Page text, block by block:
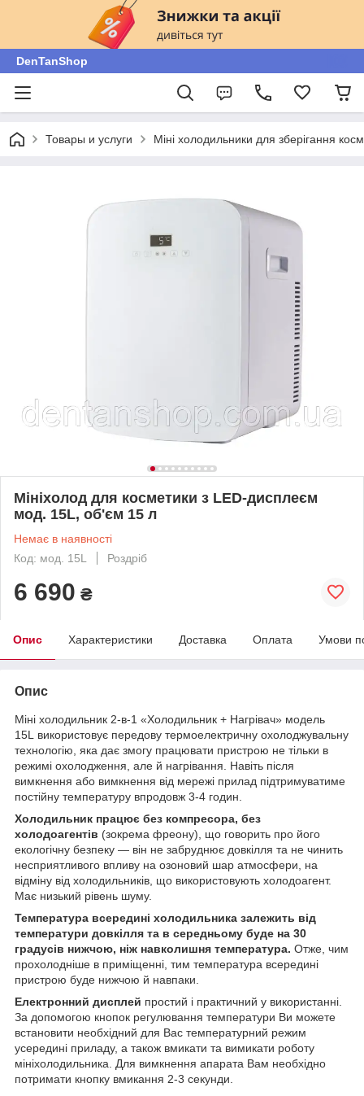
DenTanShop
Товары и услуги Міні холодильники для зберігання
Мініхолод для косметики з LED-дисплеєм
мод. 15L, об'єм 15 л
Немає в наявності
Код: мод. 15L
Роздріб
6 690 ₴
Опис Характеристики Доставка Оплата Умови
Опис
Міні холодильник 2-в-1 «Холодильник + Нагрівач» модель
15L використовує передову термоелектричну охолоджувальну
технологію, яка дає змогу працювати пристрою не тільки в
режимі охолодження, але й нагрівання. Навіть після
вимкнення або вимкнення від мережі прилад підтримуватиме
постійну температуру впродовж 3-4 годин.
Холодильник працює без компресора, без
холодоагентів (зокрема фреону), що говорить про його
екологічну безпеку — він не забруднює довкілля та не чинить
несприятливого впливу на озоновий шар атмосфери, на
відміну від холодильників, що використовують холодоагент.
Має низький рівень шуму.
Температура всередині холодильника залежить від
температури довкілля та в середньому буде на 30
градусів нижчою, ніж навколишня температура. Отже, чим
прохолодніше в приміщенні, тим температура всередині
пристрою буде нижчою й навпаки.
Електронний дисплей простий і практичний у використанні.
За допомогою кнопок регулювання температури Ви можете
встановити необхідний для Вас температурний режим
усередині приладу, а також вмикати та вимикати роботу
мініхолодильника. Для вимкнення апарата Вам необхідно
потримати кнопку вмикання 2-3 секунди.